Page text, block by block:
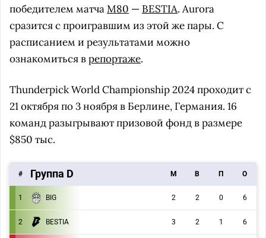
победителем матчаM80 — BESTIA. Aurora
сразится с проигравшим из этой же пары. С
расписанием и результатами можно
ознакомиться врепортаже.
Thunderpick World Championship 2024 проходит с
21 октября по 3 ноября в Берлине, Германия. 16
команд разыгрывают призовой фонд в размере
$850 тыс.
# Группа D M В П О
1 BIG 2 2 0 6
2 BESTIA 3 2 1 6